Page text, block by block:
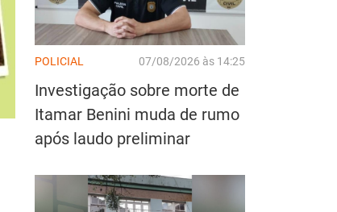
POLICIAL 07/08/2026 às 14:25
Investigação sobre morte de
Itamar Benini muda de rumo
após laudo preliminar